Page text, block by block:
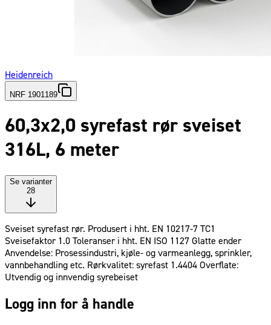
Heidenreich
NRF 1901189
60,3x2,0 syrefast rør sveiset
316L, 6 meter
Se varianter
28
Sveiset syrefast rør. Produsert i hht. EN 10217‐7 TC1
Sveisefaktor 1.0 Toleranser i hht. EN ISO 1127 Glatte ender
Anvendelse: Prosessindustri, kjøle‐ og varmeanlegg, sprinkler,
vannbehandling etc. Rørkvalitet: syrefast 1.4404 Overflate:
Utvendig og innvendig syrebeiset
Logg inn for å handle